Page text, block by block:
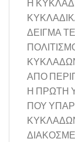
Η
ΔΕΙΓΜΑ
ΑΠΟ
Η ΠΡΩΤΗ
ΠΟΥ